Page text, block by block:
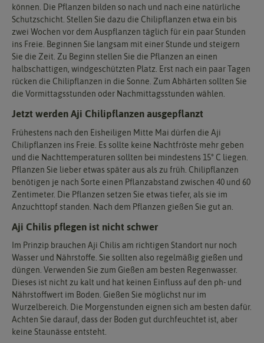
können. Die Pflanzen bilden so nach und nach eine natürliche
Schutzschicht. Stellen Sie dazu die Chilipflanzen etwa ein bis
zwei Wochen vor dem Auspflanzen täglich für ein paar Stunden
ins Freie. Beginnen Sie langsam mit einer Stunde und steigern
Sie die Zeit. Zu Beginn stellen Sie die Pflanzen an einen
halbschattigen, windgeschützten Platz. Erst nach ein paar Tagen
rücken die Chilipflanzen in die Sonne. Zum Abhärten sollten Sie
die Vormittagsstunden oder Nachmittagsstunden wählen.
Jetzt werden Aji Chilipflanzen ausgepflanzt
Frühestens nach den Eisheiligen Mitte Mai dürfen die Aji
Chilipflanzen ins Freie. Es sollte keine Nachtfröste mehr geben
und die Nachttemperaturen sollten bei mindestens 15° C liegen.
Pflanzen Sie lieber etwas später aus als zu früh. Chilipflanzen
benötigen je nach Sorte einen Pflanzabstand zwischen 40 und 60
Zentimeter. Die Pflanzen setzen Sie etwas tiefer, als sie im
Anzuchttopf standen. Nach dem Pflanzen gießen Sie gut an.
Aji Chilis pflegen ist nicht schwer
Im Prinzip brauchen Aji Chilis am richtigen Standort nur noch
Wasser und Nährstoffe. Sie sollten also regelmäßig gießen und
düngen. Verwenden Sie zum Gießen am besten Regenwasser.
Dieses ist nicht zu kalt und hat keinen Einfluss auf den ph- und
Nährstoffwert im Boden. Gießen Sie möglichst nur im
Wurzelbereich. Die Morgenstunden eignen sich am besten dafür.
Achten Sie darauf, dass der Boden gut durchfeuchtet ist, aber
keine Staunässe entsteht.